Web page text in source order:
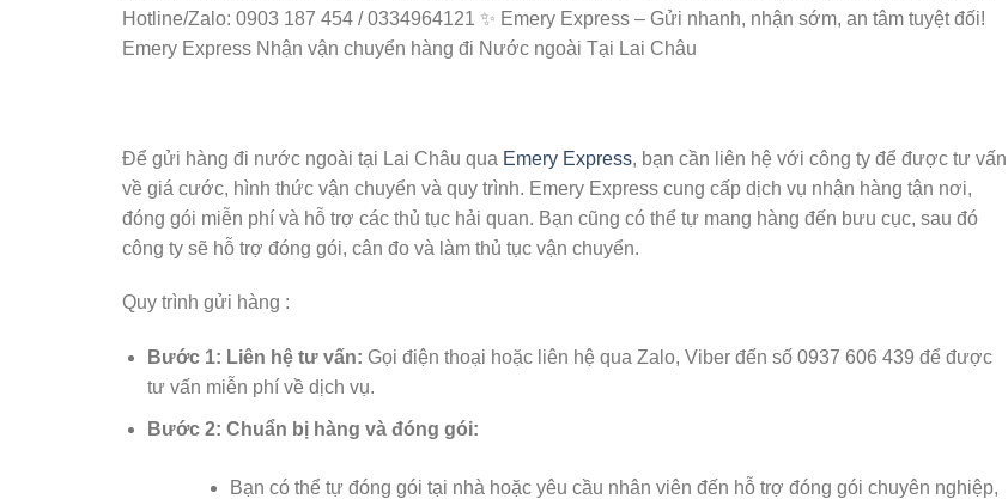
Hotline/Zalo: 0903 187 454 / 0334964121 ✨ Emery Express – Gửi nhanh, nhận sớm, an tâm tuyệt đối!
Emery Express Nhận vận chuyển hàng đi Nước ngoài Tại Lai Châu
Để gửi hàng đi nước ngoài tại Lai Châu qua Emery Express, bạn cần liên hệ với công ty để được tư vấn
về giá cước, hình thức vận chuyển và quy trình. Emery Express cung cấp dịch vụ nhận hàng tận nơi,
đóng gói miễn phí và hỗ trợ các thủ tục hải quan. Bạn cũng có thể tự mang hàng đến bưu cục, sau đó
công ty sẽ hỗ trợ đóng gói, cân đo và làm thủ tục vận chuyển.
Quy trình gửi hàng :
Bước 1: Liên hệ tư vấn: Gọi điện thoại hoặc liên hệ qua Zalo, Viber đến số 0937 606 439 để được
tư vấn miễn phí về dịch vụ.
Bước 2: Chuẩn bị hàng và đóng gói:
Bạn có thể tự đóng gói tại nhà hoặc yêu cầu nhân viên đến hỗ trợ đóng gói chuyên nghiệp,